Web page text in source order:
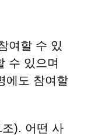
여할 수 있
수 있으며
에도 참여할
). 어떤 사